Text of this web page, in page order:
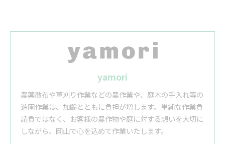
yamori
農薬散布や草刈り作業などの農作業や、庭木の手入れ等の
造園作業は、加齢とともに負担が増します。単純な作業負
請負ではなく、お客様の農作物や庭に対する想いを大切に
しながら、岡山で心を込めて作業いたします。